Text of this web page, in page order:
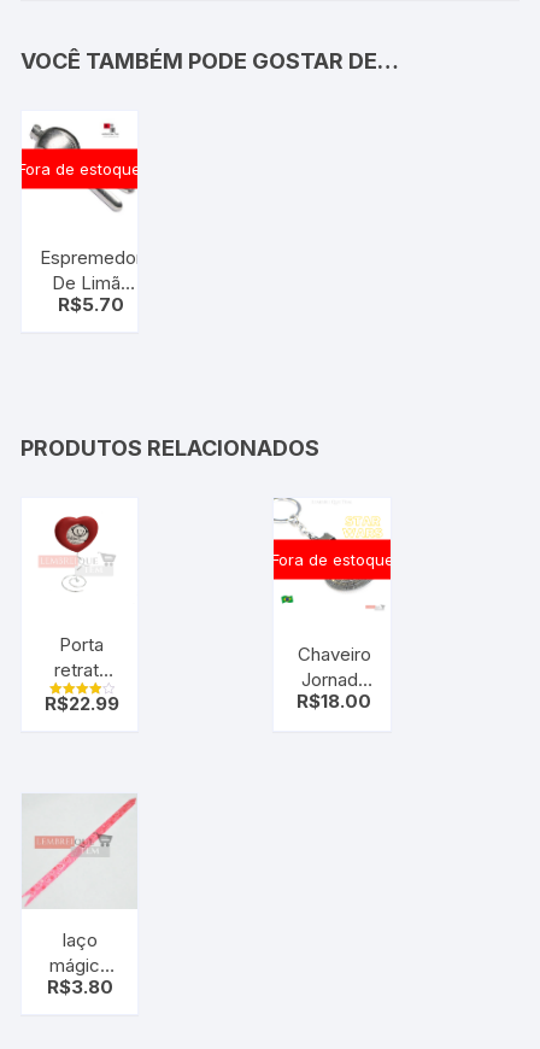
VOCÊ TAMBÉM PODE GOSTAR DE…
Fora de estoque
Espremedor
De Limão
Manual Em
R$5.70
PRODUTOS RELACIONADOS
Porta
retrato
coração
Avaliação
R$22.99
Fora de estoque
Chaveiro
Jornada
Nas
R$18.00
laço
mágico
laço fácil
R$3.80